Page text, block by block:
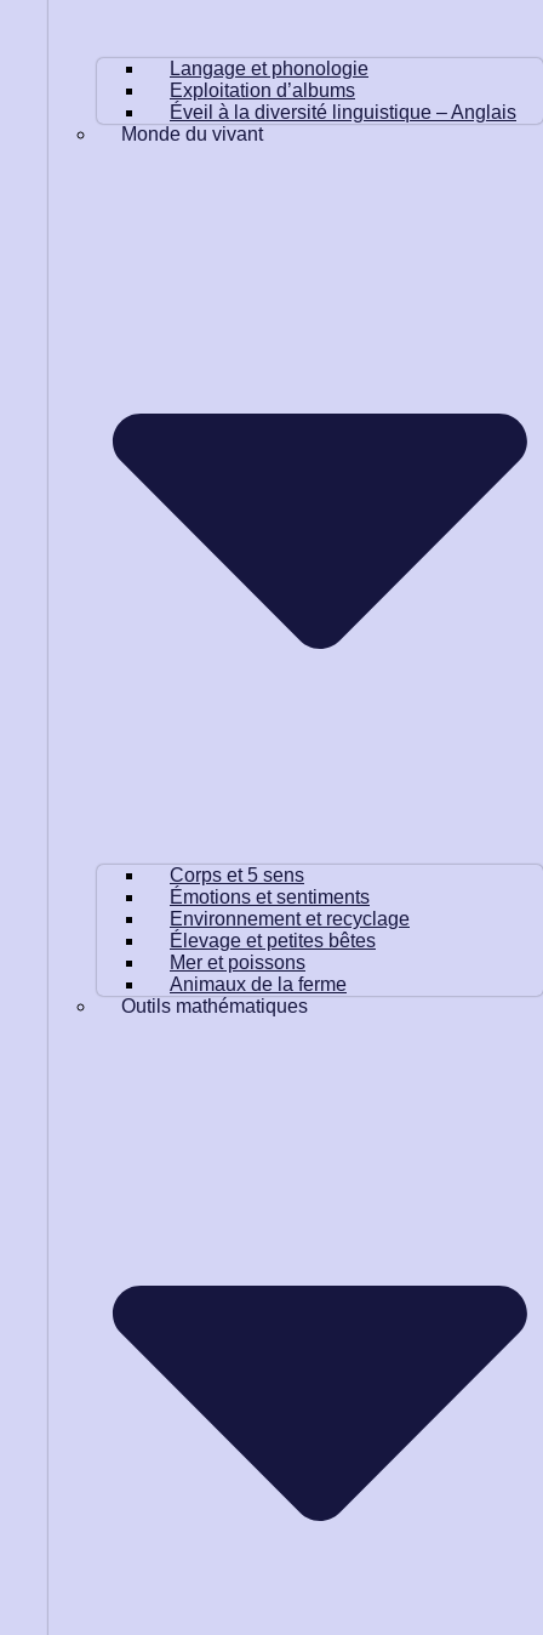
Langage et phonologie
Exploitation d’albums
Éveil à la diversité linguistique – Anglais
Monde du vivant
Corps et 5 sens
Émotions et sentiments
Environnement et recyclage
Élevage et petites bêtes
Mer et poissons
Animaux de la ferme
Outils mathématiques